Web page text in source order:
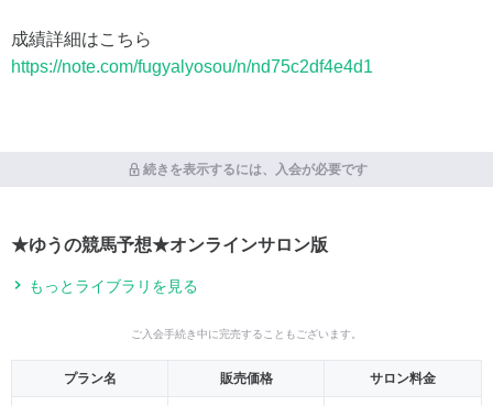
成績詳細はこちら
https://note.com/fugyalyosou/n/nd75c2df4e4d1
続きを表示するには、入会が必要です
★ゆうの競馬予想★オンラインサロン版
もっとライブラリを見る
ご入会手続き中に完売することもございます。
プラン名 販売価格 サロン料金